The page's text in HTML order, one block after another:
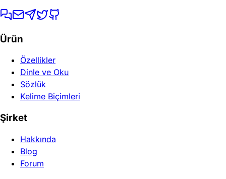
Ürün
Özellikler
Dinle ve Oku
Sözlük
Kelime Biçimleri
Şirket
Hakkında
Blog
Forum